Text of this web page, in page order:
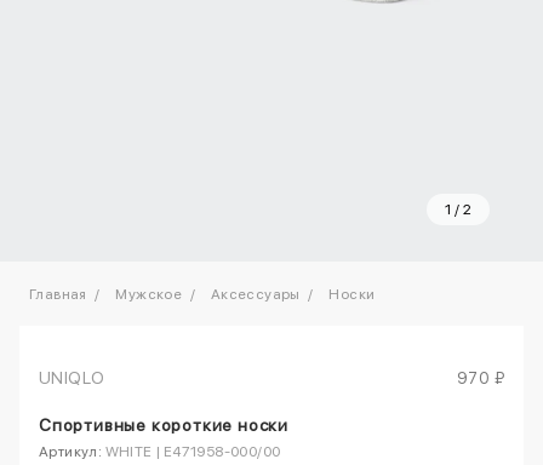
1 / 2
Главная Мужское Аксессуары Носки
UNIQLO 970 ₽
Спортивные короткие носки
Артикул: WHITE | E471958-000/00